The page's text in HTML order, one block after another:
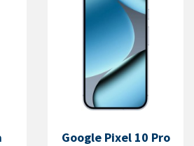
Google Pixel 10 Pro